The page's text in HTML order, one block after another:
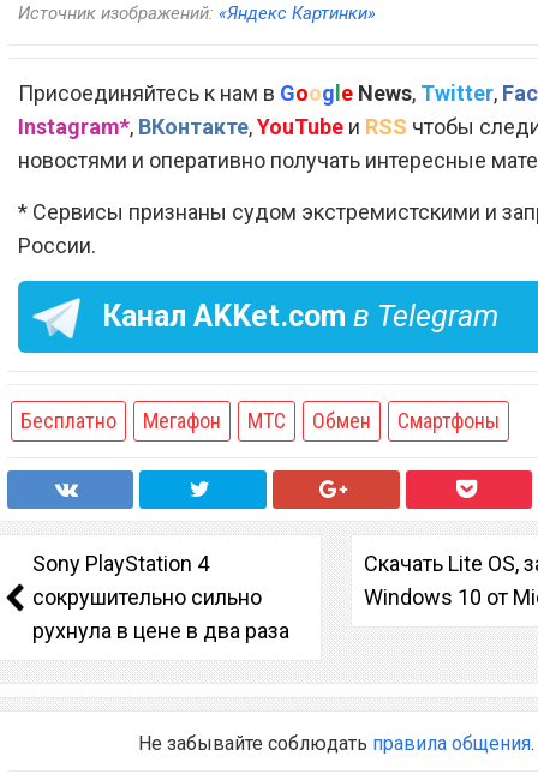
Источник изображений: «Яндекс Картинки»
Присоединяйтесь к нам в Google News, Twitter,
Instagram*, ВКонтакте,YouTube и RSS чтобы
новостями и оперативно получать интересные
* Сервисы признаны судом экстремистскими и
России.
Канал AKKet.com в Telegram
Бесплатно Мегафон МТС Обмен Смартфоны
Sony PlayStation 4
сокрушительно сильно
рухнула в цене в два раза
Скачать Lite OS,
Windows 10 от
Не забывайте соблюдать правила общения.